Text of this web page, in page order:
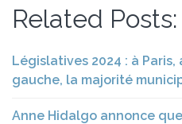
Related Posts:
Législatives 2024 : à
gauche, la majorité
Anne Hidalgo annonce